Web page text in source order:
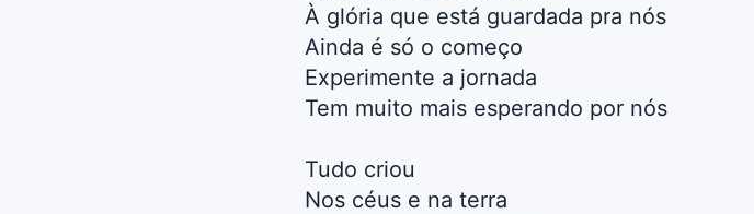
À glória que está guardada pra nós
Ainda é só o começo
Experimente a jornada
Tem muito mais esperando por nós
Tudo criou
Nos céus e na terra